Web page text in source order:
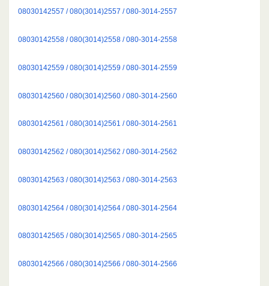
08030142557 / 080(3014)2557 / 080-3014-2557
08030142558 / 080(3014)2558 / 080-3014-2558
08030142559 / 080(3014)2559 / 080-3014-2559
08030142560 / 080(3014)2560 / 080-3014-2560
08030142561 / 080(3014)2561 / 080-3014-2561
08030142562 / 080(3014)2562 / 080-3014-2562
08030142563 / 080(3014)2563 / 080-3014-2563
08030142564 / 080(3014)2564 / 080-3014-2564
08030142565 / 080(3014)2565 / 080-3014-2565
08030142566 / 080(3014)2566 / 080-3014-2566